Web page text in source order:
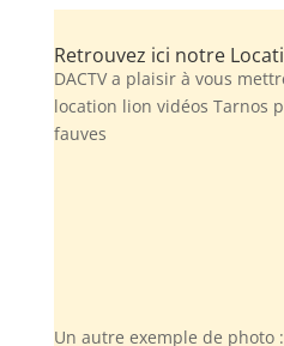
Retrouvez ici notre
DACTV a plaisir à vous
location lion vidéos Tarnos
fauves
Un autre exemple de photo